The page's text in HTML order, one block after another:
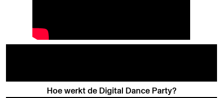
Hoe werkt de Digital Dance Party?